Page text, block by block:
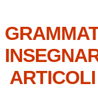
ARTICOLI